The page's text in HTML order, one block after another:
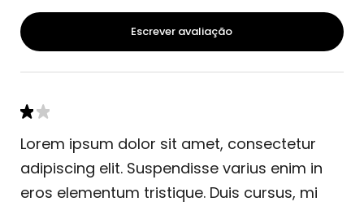
Escrever avaliação
Lorem ipsum dolor sit amet, consectetur
adipiscing elit. Suspendisse varius enim in
eros elementum tristique. Duis cursus, mi